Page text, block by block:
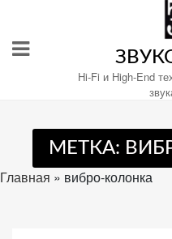
содержимому
Hi-Fi и High-End
МЕТКА:
Главная » вибро-колонка
Настройте
файлы
cookie